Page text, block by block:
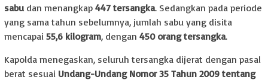
sabu dan menangkap 447 tersangka. Sedangkan pada periode
yang sama tahun sebelumnya, jumlah sabu yang disita
mencapai 55,6 kilogram, dengan 450 orang tersangka.
Kapolda menegaskan, seluruh tersangka dijerat dengan pasal
berat sesuai Undang-Undang Nomor 35 Tahun 2009 tentang